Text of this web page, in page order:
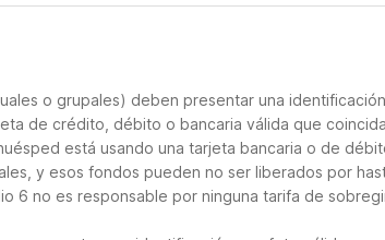
o grupales) deben presentar una identificación
de crédito, débito o bancaria válida que
está usando una tarjeta bancaria o de
y esos fondos pueden no ser liberados por
6 no es responsable por ninguna tarifa de